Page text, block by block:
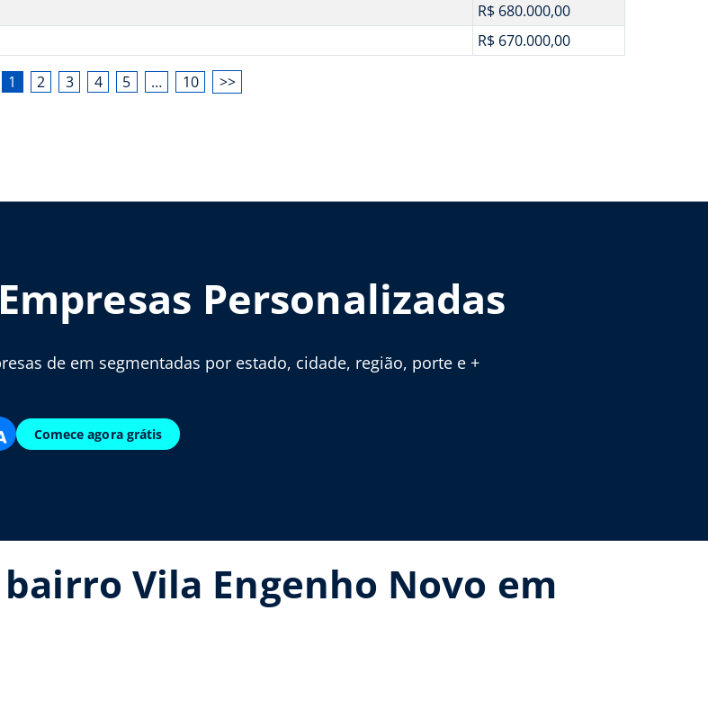
R$ 680.000,00
R$ 670.000,00
1 2 3 4 5 … 10 >>
Personalizadas
de em segmentadas por estado, cidade, região, porte e +
Comece agora grátis
Vila Engenho Novo em